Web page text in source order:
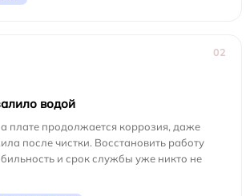
02
водой
плате продолжается коррозия, даже
после чистки. Восстановить работу
и срок службы уже никто не